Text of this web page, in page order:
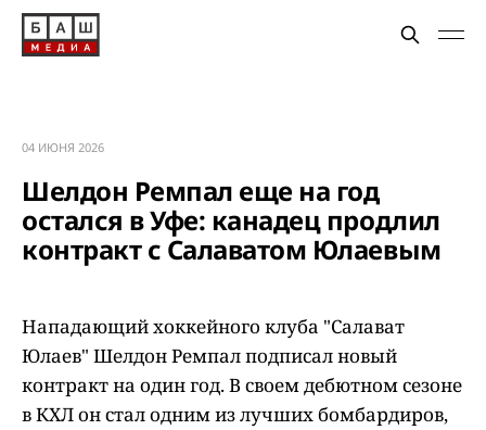
04 ИЮНЯ 2026
Шелдон Ремпал еще на год
остался в Уфе: канадец продлил
контракт с Салаватом Юлаевым
Нападающий хоккейного клуба "Салават
Юлаев" Шелдон Ремпал подписал новый
контракт на один год. В своем дебютном сезоне
в КХЛ он стал одним из лучших бомбардиров,